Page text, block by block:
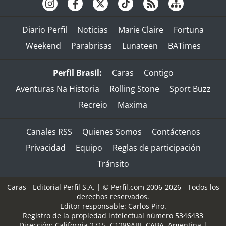
Diario Perfil Noticias Marie Claire
Fortuna
Weekend
Parabrisas Lunateen BATimes
Perfil Brasil: Caras
Contigo
Aventuras Na Historia
Rolling Stone
Sport Buzz
Recreio
Maxima
Canales RSS Quienes Somos
Contáctenos
Privacidad
Equipo
Reglas de participación
Tránsito
Caras - Editorial Perfil S.A. | © Perfil.com 2006-2026 - Todos los
derechos reservados.
Editor responsable: Carlos Piro.
Registro de la propiedad intelectual número 5346433